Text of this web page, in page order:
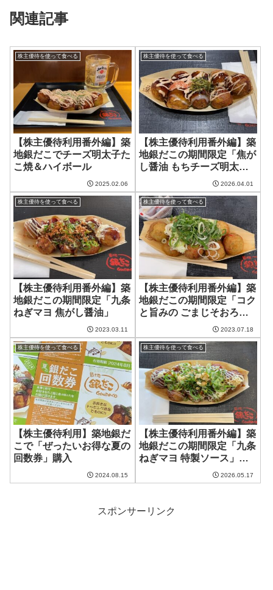
関連記事
株主優待を使って食べる
【株主優待利用番外編】築
地銀だこでチーズ明太子た
こ焼＆ハイボール
2025.02.06
株主優待を使って食べる
【株主優待利用番外編】築
地銀だこの期間限定「焦が
し醤油 もちチーズ明太」
2026.04.01
株主優待を使って食べる
【株主優待利用番外編】築
地銀だこの期間限定「九条
ねぎマヨ 焦がし醤油」
2023.03.11
株主優待を使って食べる
【株主優待利用番外編】築
地銀だこの期間限定「コク
と旨みの ごまじそおろ
2023.07.18
株主優待を使って食べる
【株主優待利用】築地銀だ
こで「ぜったいお得な夏の
回数券」購入
2024.08.15
株主優待を使って食べる
【株主優待利用番外編】築
地銀だこの期間限定「九条
ねぎマヨ 特製ソース」
2026.05.17
スポンサーリンク